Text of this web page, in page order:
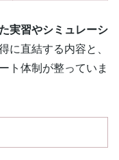
実習やシミュレーシ
に直結する内容と、
ト体制が整っていま